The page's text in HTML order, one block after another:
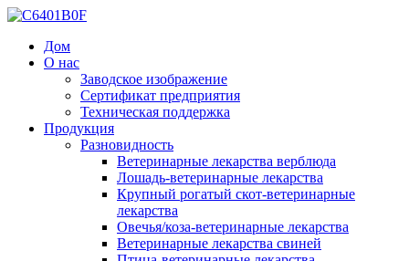
Дом
О нас
Заводское изображение
Сертификат предприятия
Техническая поддержка
Продукция
Разновидность
Ветеринарные лекарства верблюда
Лошадь-ветеринарные лекарства
Крупный рогатый скот-ветеринарные
лекарства
Овечья/коза-ветеринарные лекарства
Ветеринарные лекарства свиней